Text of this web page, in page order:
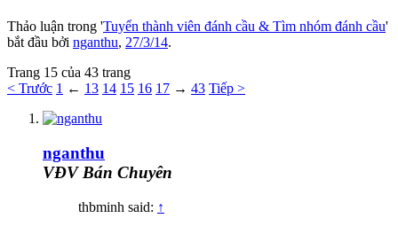
Thảo luận trong 'Tuyển thành viên đánh cầu & Tìm nhóm đánh cầu'
bắt đầu bởi nganthu, 27/3/14.
Trang 15 của 43 trang
< Trước 1 ← 13 14 15 16 17 → 43 Tiếp >
nganthu
VĐV Bán Chuyên
thbminh said: ↑